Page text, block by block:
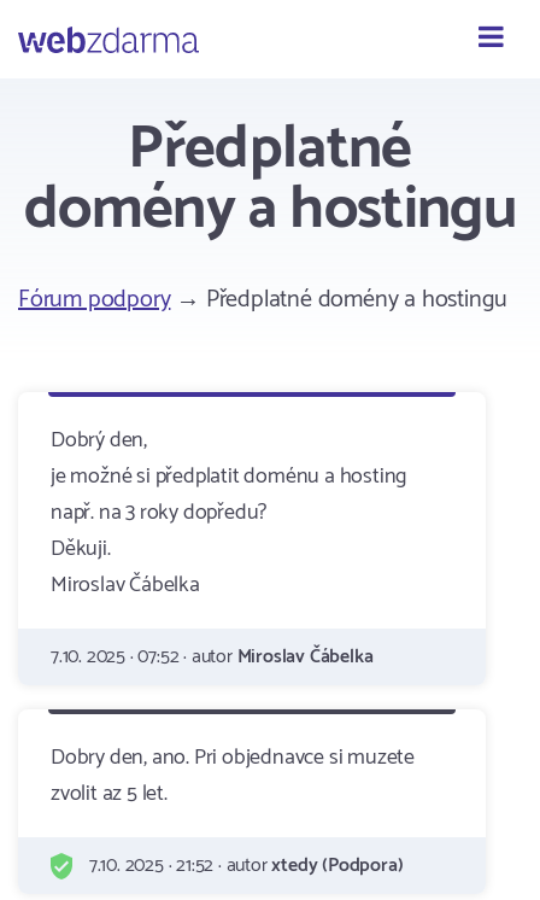
Webzdarma
Předplatné
domény a hostingu
Fórum podpory→ Předplatné domény a hostingu
Dobrý den,
je možné si předplatit doménu a hosting
např. na 3 roky dopředu?
Děkuji.
Miroslav Čábelka
7.10. 2025 · 07:52 · autorMiroslav Čábelka
Dobry den, ano. Pri objednavce si muzete
zvolit az 5 let.
7.10. 2025 · 21:52 · autorxtedy (Podpora)